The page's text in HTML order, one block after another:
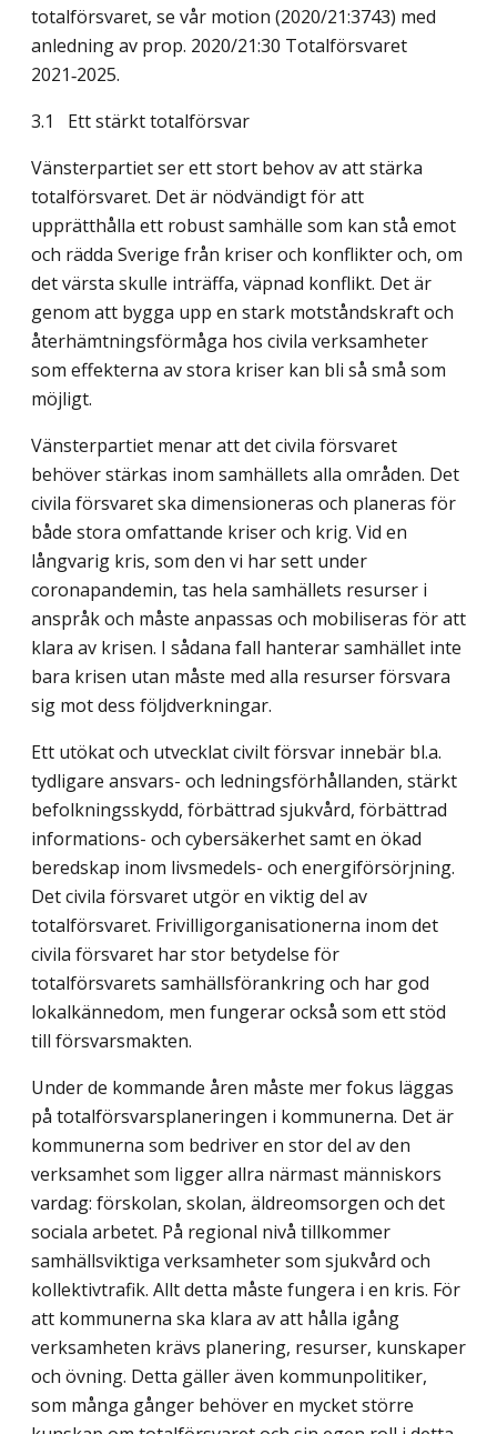
totalförsvaret, se vår motion (2020/21:3743) med
anledning av prop. 2020/21:30 Totalförsvaret
2021‑2025.
3.1 Ett stärkt totalförsvar
Vänsterpartiet ser ett stort behov av att stärka
totalförsvaret. Det är nödvändigt för att
upprätthålla ett robust samhälle som kan stå emot
och rädda Sverige från kriser och konflikter och, om
det värsta skulle inträffa, väpnad konflikt. Det är
genom att bygga upp en stark motståndskraft och
återhämtningsförmåga hos civila verksamheter
som effekterna av stora kriser kan bli så små som
möjligt.
Vänsterpartiet menar att det civila försvaret
behöver stärkas inom samhällets alla områden. Det
civila försvaret ska dimensioneras och planeras för
både stora omfattande kriser och krig. Vid en
långvarig kris, som den vi har sett under
coronapandemin, tas hela samhällets resurser i
anspråk och måste anpassas och mobiliseras för att
klara av krisen. I sådana fall hanterar samhället inte
bara krisen utan måste med alla resurser försvara
sig mot dess följdverkningar.
Ett utökat och utvecklat civilt försvar innebär bl.a.
tydligare ansvars- och lednings­förhållanden, stärkt
befolkningsskydd, förbättrad sjukvård, förbättrad
informations- och cybersäkerhet samt en ökad
beredskap inom livsmedels- och energiförsörjning.
Det civila försvaret utgör en viktig del av
totalförsvaret. Frivilligorganisationerna inom det
civila försvaret har stor betydelse för
totalförsvarets samhällsförankring och har god
lokalkännedom, men fungerar också som ett stöd
till försvarsmakten.
Under de kommande åren måste mer fokus läggas
på totalförsvarsplaneringen i kommunerna. Det är
kommunerna som bedriver en stor del av den
verksamhet som ligger allra närmast människors
vardag: förskolan, skolan, äldreomsorgen och det
sociala arbetet. På regional nivå tillkommer
samhällsviktiga verksamheter som sjukvård och
kollektivtrafik. Allt detta måste fungera i en kris. För
att kommunerna ska klara av att hålla igång
verksamheten krävs planering, resurser, kunskaper
och övning. Detta gäller även kommunpolitiker,
som många gånger behöver en mycket större